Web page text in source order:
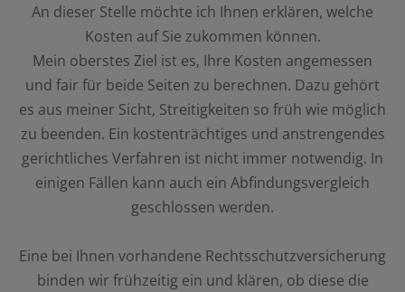
An dieser Stelle möchte ich Ihnen erklären, welche
Kosten auf Sie zukommen können.
Mein oberstes Ziel ist es, Ihre Kosten angemessen
und fair für beide Seiten zu berechnen. Dazu gehört
es aus meiner Sicht, Streitigkeiten so früh wie möglich
zu beenden. Ein kostenträchtiges und anstrengendes
gerichtliches Verfahren ist nicht immer notwendig. In
einigen Fällen kann auch ein Abfindungsvergleich
geschlossen werden.
Eine bei Ihnen vorhandene Rechtsschutzversicherung
binden wir frühzeitig ein und klären, ob diese die